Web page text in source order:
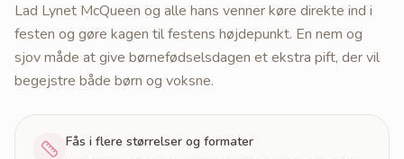
Lad Lynet McQueen og alle hans venner køre direkte ind i
festen og gøre kagen til festens højdepunkt. En nem og
sjov måde at give børnefødselsdagen et ekstra pift, der vil
begejstre både børn og voksne.
Fås i flere størrelser og formater